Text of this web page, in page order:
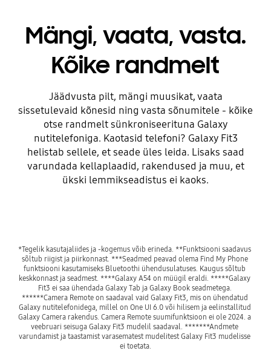
Mängi, vaata, vasta.
Kõike randmelt
Jäädvusta pilt, mängi muusikat, vaata
sissetulevaid kõnesid ning vasta sõnumitele - kõike
otse randmelt sünkroniseerituna Galaxy
nutitelefoniga. Kaotasid telefoni? Galaxy Fit3
helistab sellele, et seade üles leida. Lisaks saad
varundada kellaplaadid, rakendused ja muu, et
ükski lemmikseadistus ei kaoks.
*Tegelik kasutajaliides ja -kogemus võib erineda. **Funktsiooni saadavus
sõltub riigist ja piirkonnast. ***Seadmed peavad olema Find My Phone
funktsiooni kasutamiseks Bluetoothi ühendusulatuses. Kaugus sõltub
keskkonnast ja seadmest. ****Galaxy A54 on müügil eraldi. *****Galaxy
Fit3 ei saa ühendada Galaxy Tab ja Galaxy Book seadmetega.
******Camera Remote on saadaval vaid Galaxy Fit3, mis on ühendatud
Galaxy nutitelefonidega, millel on One UI 6.0 või hilisem ja eelinstallitud
Galaxy Camera rakendus. Camera Remote suumifunktsioon ei ole 2024. a
veebruari seisuga Galaxy Fit3 mudelil saadaval. *******Andmete
varundamist ja taastamist varasematest mudelitest Galaxy Fit3 mudelisse
ei toetata.